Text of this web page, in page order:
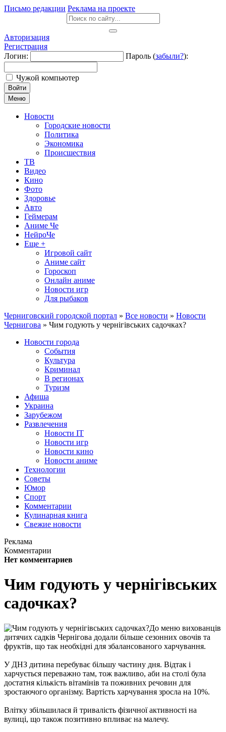
Письмо редакции Реклама на проекте
Авторизация
Регистрация
Логин:
Пароль (забыли?):
Чужой компьютер
Войти
Меню
Новости
Городские новости
Политика
Экономика
Происшествия
ТВ
Видео
Кино
Фото
Здоровье
Авто
Геймерам
Аниме Че
НейроЧе
Еще +
Игровой сайт
Аниме сайт
Гороскоп
Онлайн аниме
Новости игр
Для рыбаков
Черниговский городской портал » Все новости » Новости
Чернигова » Чим годують у чернігівських садочках?
Новости города
События
Культура
Криминал
В регионах
Туризм
Афиша
Украина
Зарубежом
Развлечения
Новости IT
Новости игр
Новости кино
Новости аниме
Технологии
Советы
Юмор
Спорт
Комментарии
Кулинарная книга
Свежие новости
Реклама
Комментарии
Нет комментариев
Чим годують у чернігівських
садочках?
До меню вихованців
дитячих садків Чернігова додали більше сезонних овочів та
фруктів, що так необхідні для збалансованого харчування.
У ДНЗ дитина перебуває більшу частину дня. Відтак і
харчується переважно там, тож важливо, аби на столі була
достатня кількість вітамінів та поживних речовин для
зростаючого організму. Вартість харчування зросла на 10%.
Влітку збільшилася й тривалість фізичної активності на
вулиці, що також позитивно впливає на малечу.